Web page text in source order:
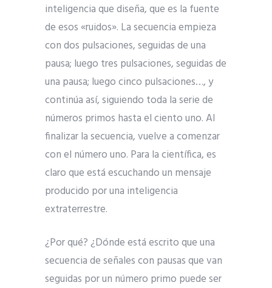
inteligencia que diseña, que es la fuente
de esos «ruidos». La secuencia empieza
con dos pulsaciones, seguidas de una
pausa; luego tres pulsaciones, seguidas de
una pausa; luego cinco pulsaciones…, y
continúa así, siguiendo toda la serie de
números primos hasta el ciento uno. Al
finalizar la secuencia, vuelve a comenzar
con el número uno. Para la científica, es
claro que está escuchando un mensaje
producido por una inteligencia
extraterrestre.
¿Por qué? ¿Dónde está escrito que una
secuencia de señales con pausas que van
seguidas por un número primo puede ser